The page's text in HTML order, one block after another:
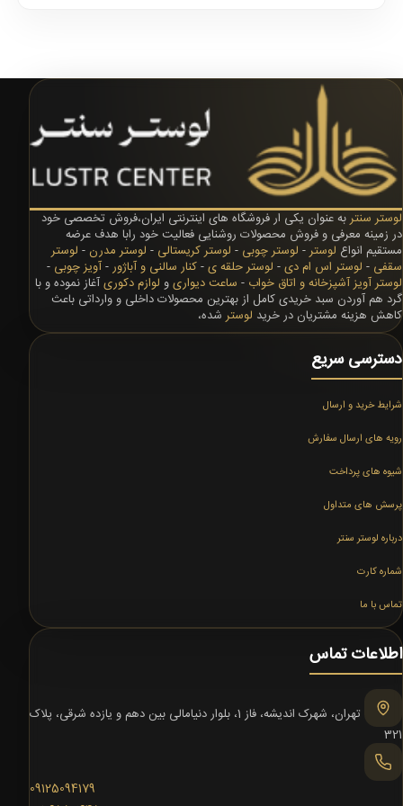
لوستر سنتربه عنوان یکی ار فروشگاه های اینترنتی ایران،فروش تخصصی خود
در زمینه معرفی و فروش محصولات روشنایی فعالیت خود رابا هدف عرضه
مستقیم انواع لوستر- لوستر چوبی - لوستر کریستالی - لوستر مدرن - لوستر
سقفی - لوستر اس ام دی- لوستر حلقه ی-کنار سالنی و آباژور-آویز چوبی -
لوستر آویز آشپزخانه و اتاق خواب - ساعت دیواریو لوازم دکوریآغاز نموده و با
گرد هم آوردن سبد خریدی کامل از بهترین محصولات داخلی و وارداتی باعث
کاهش هزینه مشتریان در خرید لوستر شده،
دسترسی سریع
شرایط خرید و ارسال
رویه های ارسال سفارش
شیوه های پرداخت
پرسش های متداول
درباره لوستر سنتر
شماره کارت
تماس با ما
اطلاعات تماس
تهران، شهرک اندیشه، فاز 1، بلوار دنیامالی بین دهم و یازده شرقی، پلاک
321
09125094179